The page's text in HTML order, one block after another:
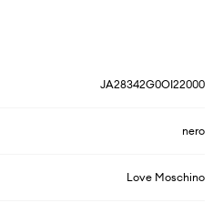
JA28342G0OI22000
nero
Love Moschino